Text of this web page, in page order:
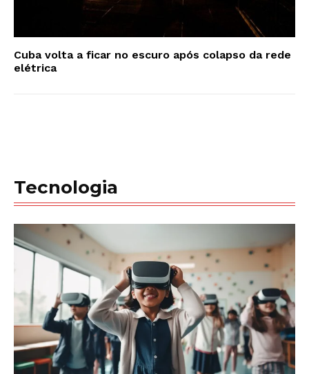
Cuba volta a ficar no escuro após colapso da rede
elétrica
Tecnologia